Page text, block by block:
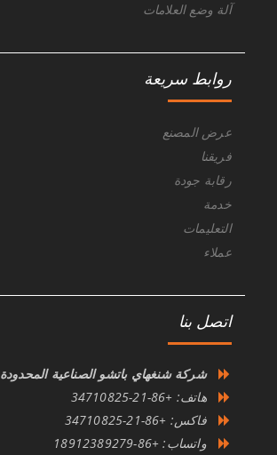
آلة وضع العلامات
روابط سريعة
عرض المصنع
فريقنا
رقابة جودة
خدمة
التعليمات
عملاء
اتصل بنا
شركة شنغهاي باتشو الصناعية المحدودة
هاتف: +86-21-34710825
فاكس: +86-21-34710825
واتساب: +86-18912389279